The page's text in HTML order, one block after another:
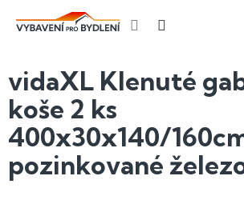
vidaXL Klenuté
koše 2 ks
400x30x140/
pozinkované